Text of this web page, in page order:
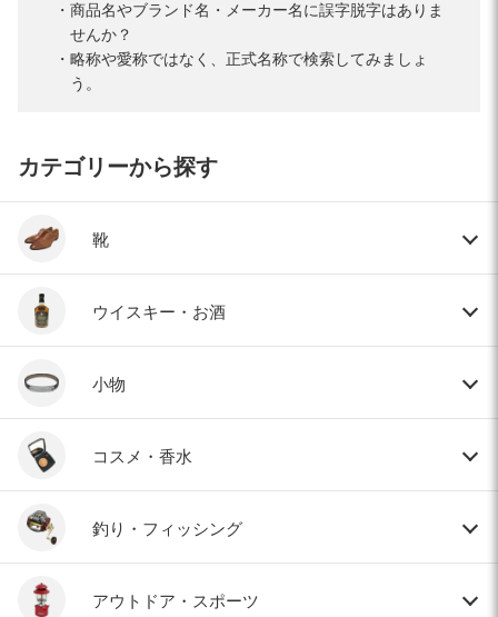
商品名やブランド名・メーカー名に誤字脱字はありま
せんか？
略称や愛称ではなく、正式名称で検索してみましょ
う。
カテゴリーから探す
靴
ウイスキー・お酒
小物
コスメ・香水
釣り・フィッシング
アウトドア・スポーツ